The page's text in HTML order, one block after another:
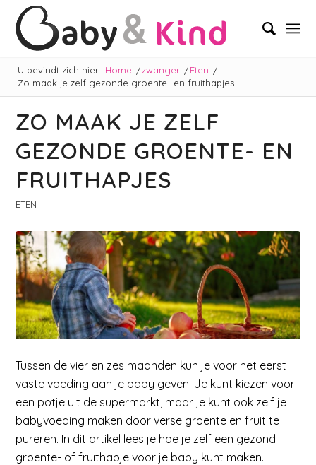
U bevindt zich hier: Home / zwanger / Eten /
Zo maak je zelf gezonde groente- en fruithapjes
ZO MAAK JE ZELF
GEZONDE GROENTE- EN
FRUITHAPJES
ETEN
Tussen de vier en zes maanden kun je voor het eerst
vaste voeding aan je baby geven. Je kunt kiezen voor
een potje uit de supermarkt, maar je kunt ook zelf je
babyvoeding maken door verse groente en fruit te
pureren. In dit artikel lees je hoe je zelf een gezond
groente- of fruithapje voor je baby kunt maken.